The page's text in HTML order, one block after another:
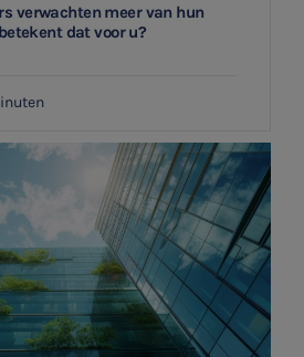
verwachten meer van hun
dat voor u?